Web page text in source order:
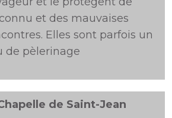
et des mauvaises
Elles sont parfois un
de pèlerinage
de Saint-Jean